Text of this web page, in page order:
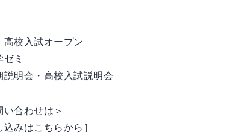
校入試オープン
ミ
説明会・高校入試説明会
合わせは＞
みはこちらから］